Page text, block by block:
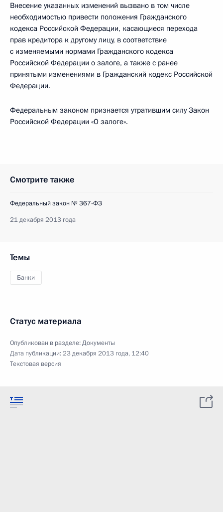
Внесение указанных изменений вызвано в том числе
необходимостью привести положения Гражданского
кодекса Российской Федерации, касающиеся перехода
прав кредитора к другому лицу, в соответствие
с изменяемыми нормами Гражданского кодекса
Российской Федерации о залоге, а также с ранее
принятыми изменениями в Гражданский кодекс Российской
Федерации.
Федеральным законом признается утратившим силу Закон
Российской Федерации «О залоге».
Смотрите также
Федеральный закон № 367-ФЗ
21 декабря 2013 года
Темы
Банки
Статус материала
Опубликован в разделе:Документы
Дата публикации:23 декабря 2013 года, 12:40
Текстовая версия